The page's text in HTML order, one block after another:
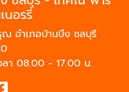
นอรรี่
อำเภอบ้านบึง ชลบุรี
ลา 08.00 - 17.00 น.